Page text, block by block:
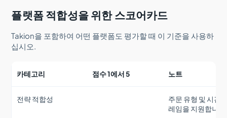
플랫폼 적합성을 위한 스코어카드
Takion을 포함하여 어떤 플랫폼도 평가할 때 이 기준을 사용하
십시오.
카테고리 점수 1에서 5 노트
전략 적합성
주문 유형 및 시간
레임을 지원합니다